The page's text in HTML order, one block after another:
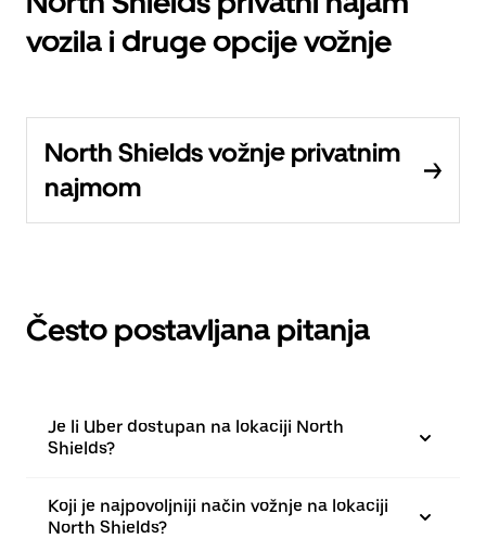
vozila i druge opcije vožnje
North Shields vožnje privatnim
najmom
Često postavljana pitanja
Je li Uber dostupan na lokaciji North
Shields?
Koji je najpovoljniji način vožnje na lokaciji
North Shields?